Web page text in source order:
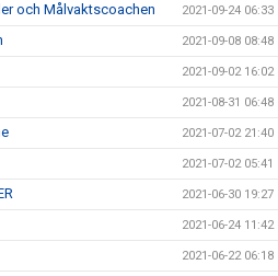
och Målvaktscoachen 2021-09-24 06:33
2021-09-08 08:48
2021-09-02 16:02
2021-08-31 06:48
2021-07-02 21:40
2021-07-02 05:41
2021-06-30 19:27
2021-06-24 11:42
2021-06-22 06:18